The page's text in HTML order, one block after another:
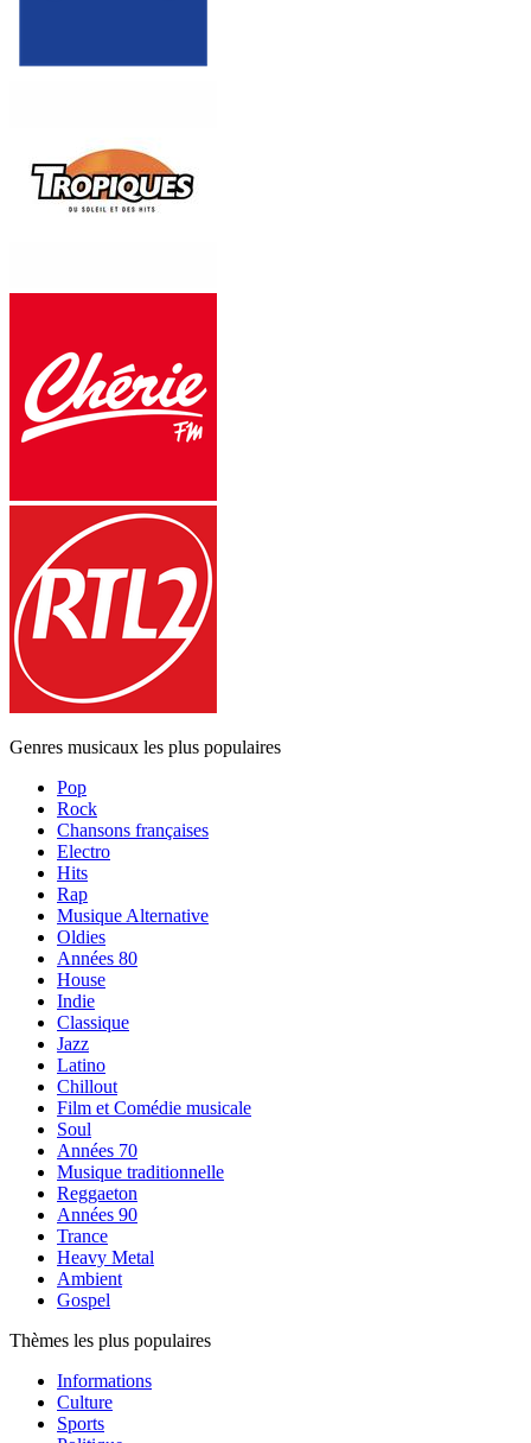
Genres musicaux les plus populaires
Pop
Rock
Chansons françaises
Electro
Hits
Rap
Musique Alternative
Oldies
Années 80
House
Indie
Classique
Jazz
Latino
Chillout
Film et Comédie musicale
Soul
Années 70
Musique traditionnelle
Reggaeton
Années 90
Trance
Heavy Metal
Ambient
Gospel
Thèmes les plus populaires
Informations
Culture
Sports